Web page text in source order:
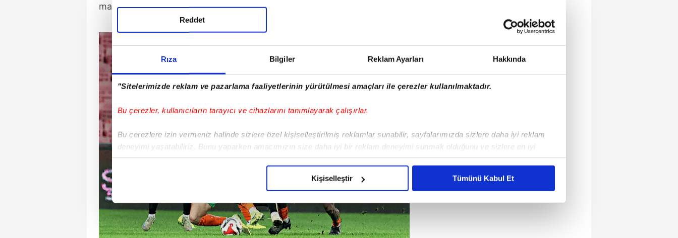
Rıza Bilgiler Reklam Ayarları Hakkında
"Sitelerimizde reklam ve pazarlama faaliyetlerinin yürütülmesi amaçları ile çerezler kullanılmaktadır.
Bu çerezler, kullanıcıların tarayıcı ve cihazlarını tanımlayarak çalışırlar.
Bu çerezlere izin vermeniz halinde sizlere özel kişiselleştirilmiş reklamlar sunabilir, sayfalarımızda sizlere daha iyi reklam
deneyimi yaşatabiliriz. Bunu yaparken amacımızın size daha iyi bir reklam deneyimi sunmak olduğunu ve sizlere en iyi
içerikleri sunabilmek adına elimizden gelen çabayı gösterdiğimizi ve bu noktada, reklamların maliyetlerimizi karşılamak
Sizlere daha iyi bir hizmet sunabilmek için İnternet Sitemizde kendimize ve üçüncü kişilere ait çerezler kullanılmaktadır. Bu
çerezler vasıtasıyla çeşitli kişisel verileriniz işlenmekte olup gerekli olan çerezler bilgi toplumu hizmetlerinin sunulması
Reddet
Kişiselleştir Tümünü Kabul Et
maçta görev alan Akdağ, 1 asistlik katkı sağladı.